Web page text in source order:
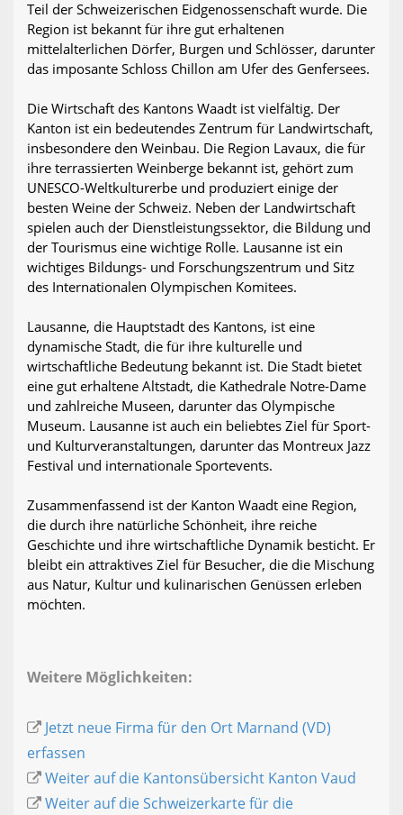
Teil der Schweizerischen Eidgenossenschaft wurde. Die
Region ist bekannt für ihre gut erhaltenen
mittelalterlichen Dörfer, Burgen und Schlösser, darunter
das imposante Schloss Chillon am Ufer des Genfersees.
Die Wirtschaft des Kantons Waadt ist vielfältig. Der
Kanton ist ein bedeutendes Zentrum für Landwirtschaft,
insbesondere den Weinbau. Die Region Lavaux, die für
ihre terrassierten Weinberge bekannt ist, gehört zum
UNESCO-Weltkulturerbe und produziert einige der
besten Weine der Schweiz. Neben der Landwirtschaft
spielen auch der Dienstleistungssektor, die Bildung und
der Tourismus eine wichtige Rolle. Lausanne ist ein
wichtiges Bildungs- und Forschungszentrum und Sitz
des Internationalen Olympischen Komitees.
Lausanne, die Hauptstadt des Kantons, ist eine
dynamische Stadt, die für ihre kulturelle und
wirtschaftliche Bedeutung bekannt ist. Die Stadt bietet
eine gut erhaltene Altstadt, die Kathedrale Notre-Dame
und zahlreiche Museen, darunter das Olympische
Museum. Lausanne ist auch ein beliebtes Ziel für Sport-
und Kulturveranstaltungen, darunter das Montreux Jazz
Festival und internationale Sportevents.
Zusammenfassend ist der Kanton Waadt eine Region,
die durch ihre natürliche Schönheit, ihre reiche
Geschichte und ihre wirtschaftliche Dynamik besticht. Er
bleibt ein attraktives Ziel für Besucher, die die Mischung
aus Natur, Kultur und kulinarischen Genüssen erleben
möchten.
Weitere Möglichkeiten:
Jetzt neue Firma für den Ort Marnand (VD)
erfassen
Weiter auf die Kantonsübersicht Kanton Vaud
Weiter auf die Schweizerkarte für die